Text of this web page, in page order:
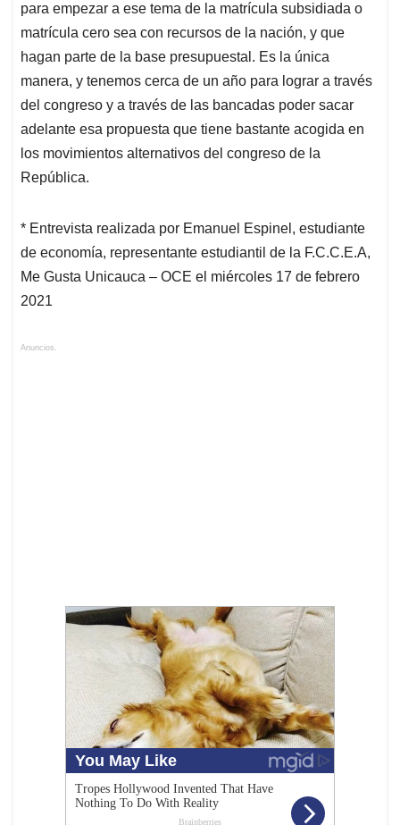
para empezar a ese tema de la matrícula subsidiada o
matrícula cero sea con recursos de la nación, y que
hagan parte de la base presupuestal. Es la única
manera, y tenemos cerca de un año para lograr a través
del congreso y a través de las bancadas poder sacar
adelante esa propuesta que tiene bastante acogida en
los movimientos alternativos del congreso de la
República.
* Entrevista realizada por Emanuel Espinel, estudiante
de economía, representante estudiantil de la F.C.C.E.A,
Me Gusta Unicauca – OCE el miércoles 17 de febrero
2021
Anuncios.